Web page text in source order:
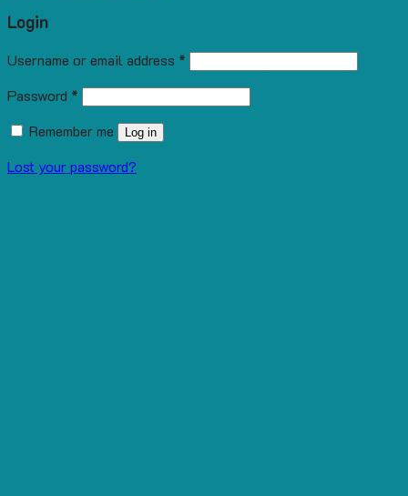
Login
Username or email address *
Password *
Remember me
Log in
Lost your password?